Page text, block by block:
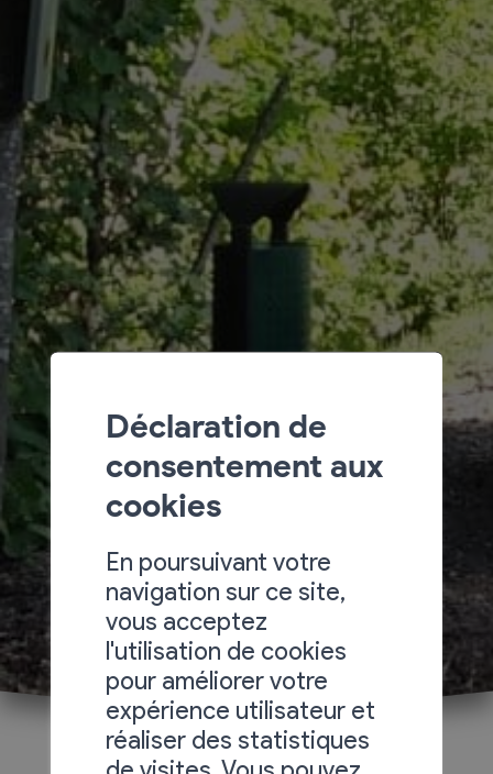
Déclaration de
consentement aux
cookies
En poursuivant votre
navigation sur ce site,
vous acceptez
l'utilisation de cookies
pour améliorer votre
expérience utilisateur et
réaliser des statistiques